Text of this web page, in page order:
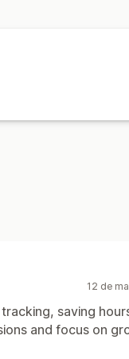
12 de
saving
and focus on